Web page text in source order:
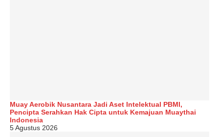
Muay Aerobik Nusantara Jadi Aset Intelektual PBMI,
Pencipta Serahkan Hak Cipta untuk Kemajuan Muaythai
Indonesia
5 Agustus 2026